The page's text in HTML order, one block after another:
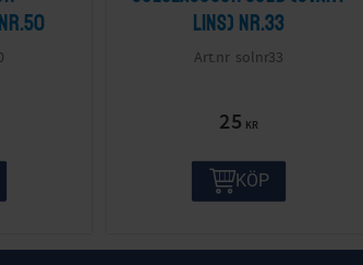
lins) nr.33
solnr33
25 KR
KÖP